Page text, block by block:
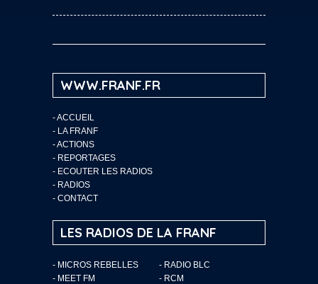
WWW.FRANF.FR
-ACCUEIL
- LA FRANF
-ACTIONS
- REPORTAGES
- ECOUTER LES RADIOS
- RADIOS
- CONTACT
LES RADIOS DE LA FRANF
- MICROS REBELLES
- RADIO BLC
- MEET FM
- RCM